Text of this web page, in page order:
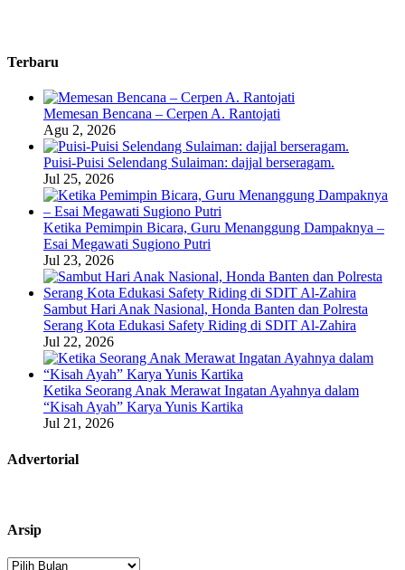
Terbaru
Memesan Bencana – Cerpen A. Rantojati
Agu 2, 2026
Puisi-Puisi Selendang Sulaiman: dajjal berseragam.
Jul 25, 2026
Ketika Pemimpin Bicara, Guru Menanggung Dampaknya –
Esai Megawati Sugiono Putri
Jul 23, 2026
Sambut Hari Anak Nasional, Honda Banten dan Polresta
Serang Kota Edukasi Safety Riding di SDIT Al-Zahira
Jul 22, 2026
Ketika Seorang Anak Merawat Ingatan Ayahnya dalam
“Kisah Ayah” Karya Yunis Kartika
Jul 21, 2026
Advertorial
Arsip
Arsip